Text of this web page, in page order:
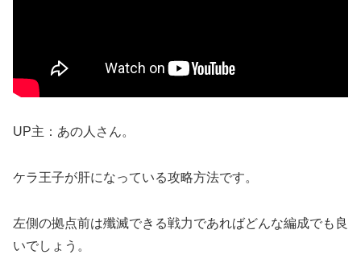
UP主：あの人さん。
ケラ王子が肝になっている攻略方法です。
左側の拠点前は殲滅できる戦力であればどんな編成でも良
いでしょう。